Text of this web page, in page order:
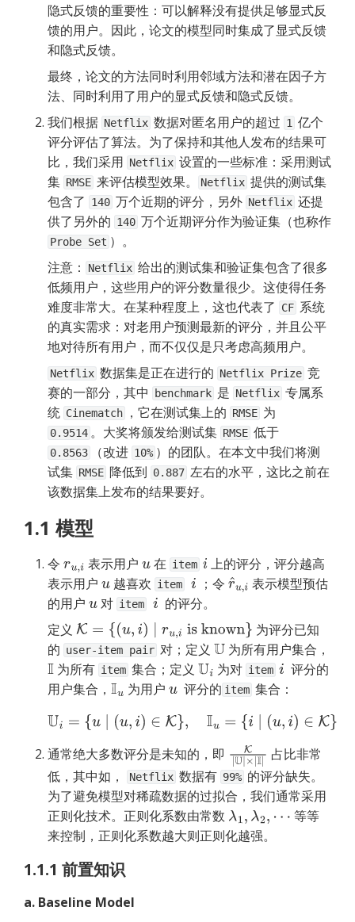
隐式反馈的重要性：可以解释没有提供足够显式反
馈的用户。因此，论文的模型同时集成了显式反馈
和隐式反馈。
最终，论文的方法同时利用邻域方法和潜在因子方
法、同时利用了用户的显式反馈和隐式反馈。
我们根据 Netflix 数据对匿名用户的超过 1 亿个
评分评估了算法。为了保持和其他人发布的结果可
比，我们采用 Netflix 设置的一些标准：采用测试
集 RMSE 来评估模型效果。 Netflix 提供的测试集
包含了
140 万个近期的评分，另外 Netflix 还提
供了另外的 140
Probe Set ）。
注意：
Netflix 给出的测试集和验证集包含了很多
低频用户，这些用户的评分数量很少。这使得任务
难度非常大。在某种程度上，这也代表了
CF 系统
的真实需求：对老用户预测最新的评分，并且公平
地对待所有用户，而不仅仅是只考虑高频用户。
Netflix 数据集是正在进行的 Netflix Prize 竞
赛的一部分，其中
benchmark 是 Netflix 专属系
统 Cinematch ，它在测试集上的 RMSE
0.9514 。大奖将颁发给测试集 RMSE
0.8563 （改进 10% ）的团队。在本文中我们将测
试集 RMSE 降低到 0.887 左右的水平，这比之前在
该数据集上发布的结果要好。
1.1 模型
令 ru,i 表示用户 u 在 item i 上的评分，评分越高
表示用户 u 越喜欢 item i ；令 r^u i 表示模型预估
的用户 u 对 item i
  的评分。
定义 K= {(u ,i )∣ru ,iis known }
为评分已知
的 user-item pair 对；定义 U
I 为所有 item 集合；定义 Ui 为对 item i
  评分的
用户集合， Iu 为用户 u
  评分的
item 集合：
Ui={u∣( u,i )∈K} ={i ∣(u ,i)∈ K}
通常绝大多数评分是未知的，即 K|U|
×|I |
占比非常
低，其中如，
Netflix 数据有 99% 的评分缺失。
为了避免模型对稀疏数据的过拟合，我们通常采用
正则化技术。正则化系数由常数 λ1 ,λ2,⋯
等等
来控制，正则化系数越大则正则化越强。
1.1.1 前置知识
a. Baseline Model